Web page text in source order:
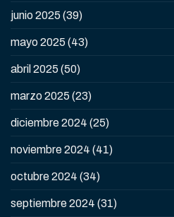
junio 2025 (39)
mayo 2025 (43)
abril 2025 (50)
marzo 2025 (23)
diciembre 2024 (25)
noviembre 2024 (41)
octubre 2024 (34)
septiembre 2024 (31)